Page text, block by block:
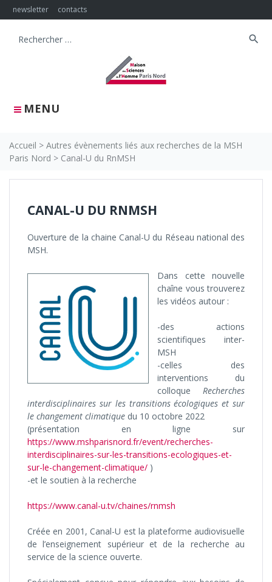
Skip
to
newsletter contacts
MENU
Search
search
Accueil > Autres évènements liés aux recherches de la MSH
Paris Nord > Canal-U du RnMSH
CANAL-U DU RNMSH
Ouverture de la chaine Canal-U du Réseau national des
MSH.
Dans cette nouvelle
chaîne vous trouverez
les vidéos autour :
-des actions
scientifiques inter-
MSH
-celles des
interventions du
colloque Recherches
interdisciplinaires sur les transitions écologiques et sur
le changement climatique du 10 octobre 2022
(présentation en ligne sur
https://www.mshparisnord.fr/event/recherches-
interdisciplinaires-sur-les-transitions-ecologiques-et-
sur-le-changement-climatique/ )
-et le soutien à la recherche
https://www.canal-u.tv/chaines/rnmsh
Créée en 2001, Canal-U est la plateforme audiovisuelle
de l’enseignement supérieur et de la recherche au
service de la science ouverte.